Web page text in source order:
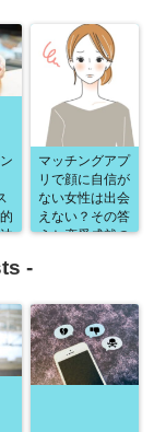
マッチングアプ
リで顔に自信が
ない女性は出会
えない？その答
えと恋愛成就の
-